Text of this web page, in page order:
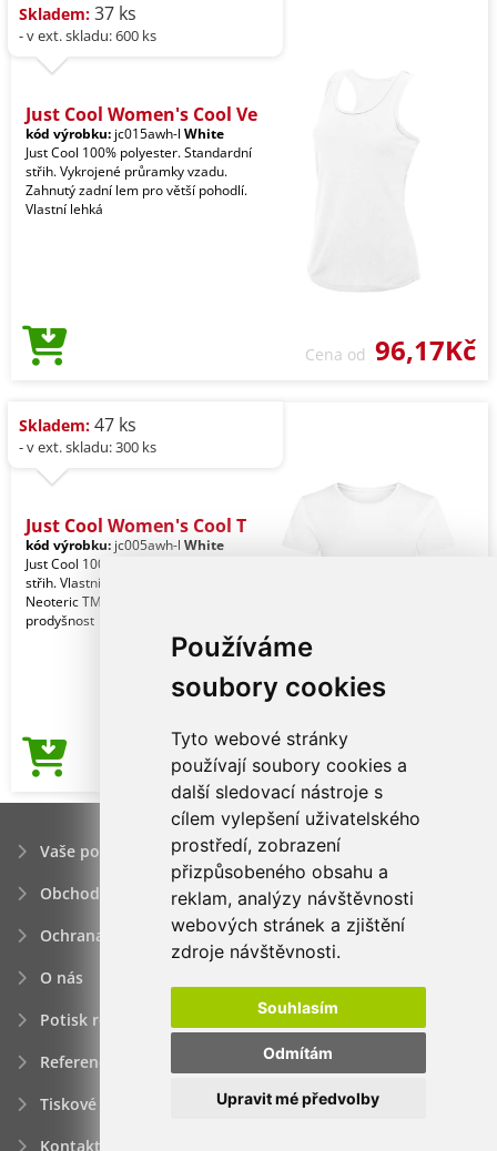
Používáme
soubory cookies
Tyto webové stránky
používají soubory cookies a
další sledovací nástroje s
cílem vylepšení uživatelského
prostředí, zobrazení
přizpůsobeného obsahu a
reklam, analýzy návštěvnosti
webových stránek a zjištění
zdroje návštěvnosti.
Souhlasím
Odmítám
Upravit mé předvolby
Skladem: 37 ks
- v ext. skladu: 600 ks
Just Cool Women's Cool Ve
kód výrobku: jc015awh-l White
Just Cool 100% polyester. Standardní
střih. Vykrojené průramky vzadu.
Zahnutý zadní lem pro větší pohodlí.
Vlastní lehká
Cena od 96,17Kč
Skladem: 47 ks
- v ext. skladu: 300 ks
Just Cool Women's Cool T
kód výrobku: jc005awh-l White
Just Cool 100% polyester. Standardní
střih. Vlastní lehká texturová tkanina
Neoteric TM od AWDis s přirozenou
prodyšnost
Cena od96,17Kč
Vaše poptávka
Obchodní podmínky
Ochrana osobních údajú
O nás
Potisk reklamních předmětů
Reference
Tiskové zprávy
Kontakt